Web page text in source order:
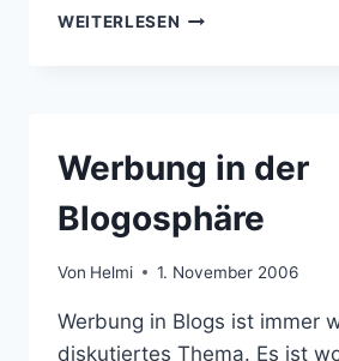
WEITERLESEN DER
Werbung in der
Blogosphäre
Von Helmi 1. November 2006
Werbung in Blogs ist immer
diskutiertes Thema. Es ist